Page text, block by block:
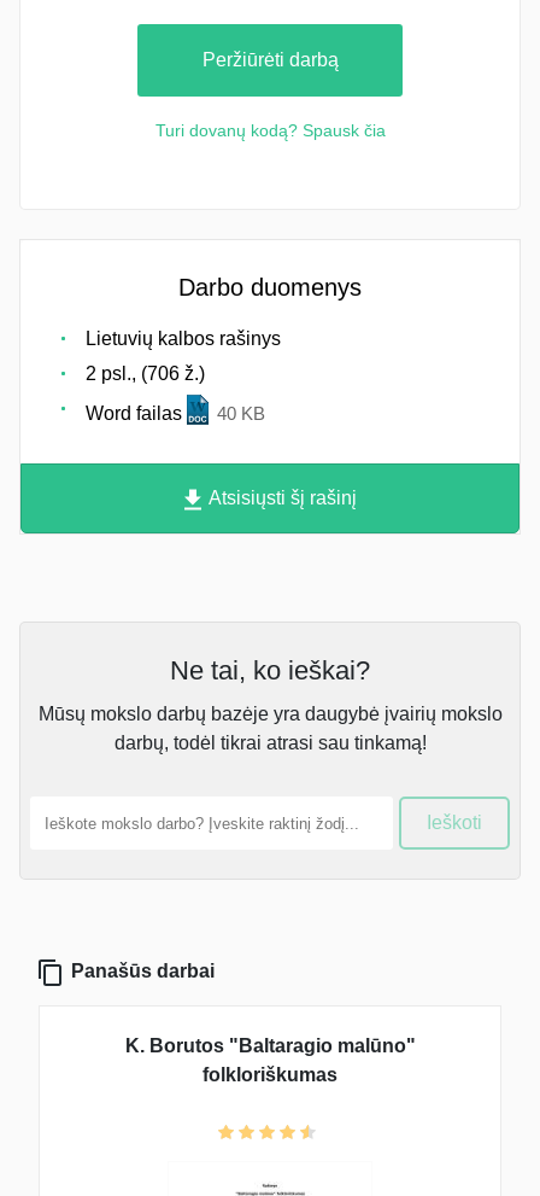
Peržiūrėti darbą
Turi dovanų kodą? Spausk čia
Darbo duomenys
Lietuvių kalbos rašinys
2 psl., (706 ž.)
Word failas
40 KB
Atsisiųsti šį rašinį
Ne tai, ko ieškai?
Mūsų mokslo darbų bazėje yra daugybė įvairių mokslo
darbų, todėl tikrai atrasi sau tinkamą!
Ieškoti
Panašūs darbai
K. Borutos "Baltaragio malūno"
folkloriškumas